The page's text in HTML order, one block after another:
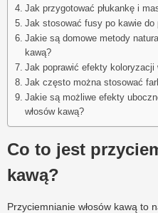
Jak przygotować płukankę i
Jak stosować fusy po kawie do
Jakie są domowe metody
kawą?
Jak poprawić efekty koloryzacji
Jak często można stosować
Jakie są możliwe efekty
włosów kawą?
Co to jest
kawą?
Przyciemnianie włosów kawą to